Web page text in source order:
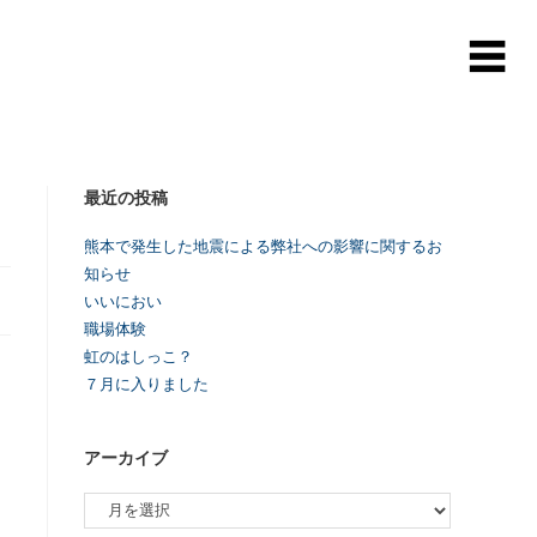
最近の投稿
熊本で発生した地震による弊社への影響に関するお
知らせ
いいにおい
職場体験
虹のはしっこ？
７月に入りました
アーカイブ